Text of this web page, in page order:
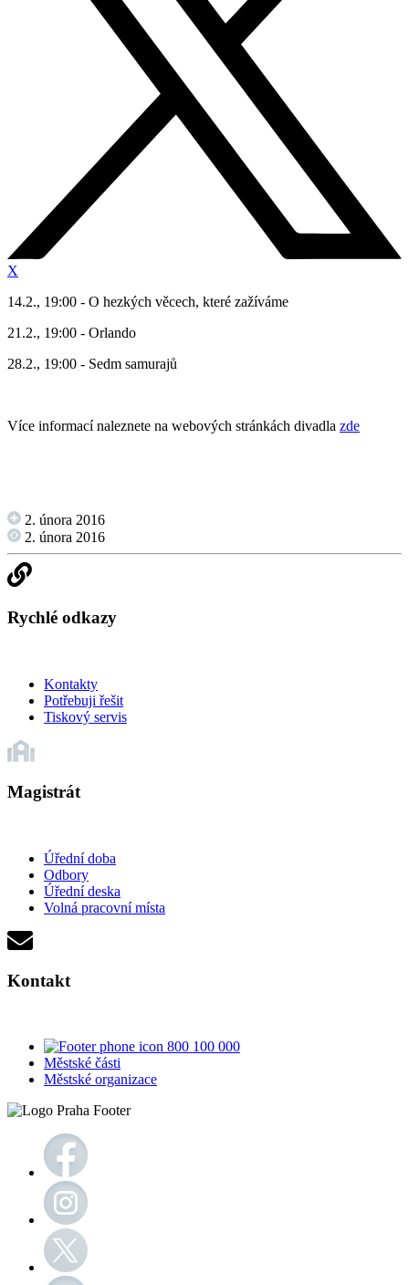
X
14.2., 19:00 - O hezkých věcech, které zažíváme
21.2., 19:00 - Orlando
28.2., 19:00 - Sedm samurajů
Více informací naleznete na webových stránkách divadla zde
2. února 2016
2. února 2016
Rychlé odkazy
Kontakty
Potřebuji řešit
Tiskový servis
Magistrát
Úřední doba
Odbory
Úřední deska
Volná pracovní místa
Kontakt
800 100 000
Městské části
Městské organizace